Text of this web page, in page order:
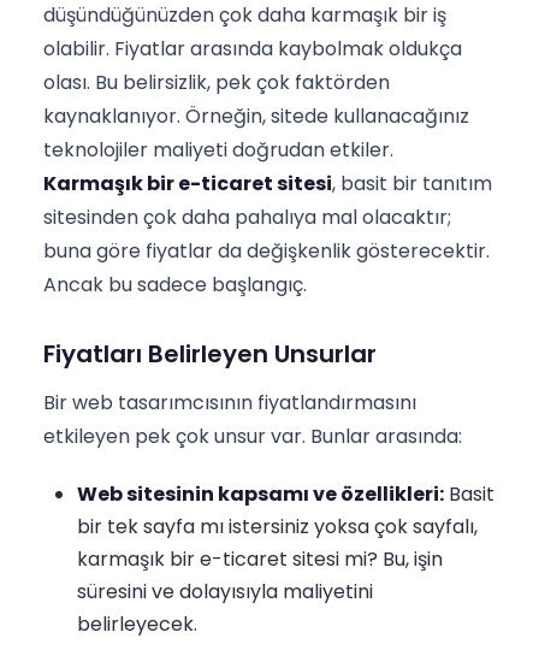
düşündüğünüzden çok daha karmaşık bir iş
olabilir. Fiyatlar arasında kaybolmak oldukça
olası. Bu belirsizlik, pek çok faktörden
kaynaklanıyor. Örneğin, sitede kullanacağınız
teknolojiler maliyeti doğrudan etkiler.
Karmaşık bir e-ticaret sitesi, basit bir tanıtım
sitesinden çok daha pahalıya mal olacaktır;
buna göre fiyatlar da değişkenlik gösterecektir.
Ancak bu sadece başlangıç.
Fiyatları Belirleyen Unsurlar
Bir web tasarımcısının fiyatlandırmasını
etkileyen pek çok unsur var. Bunlar arasında:
Web sitesinin kapsamı ve özellikleri: Basit
bir tek sayfa mı istersiniz yoksa çok sayfalı,
karmaşık bir e-ticaret sitesi mi? Bu, işin
süresini ve dolayısıyla maliyetini
belirleyecek.